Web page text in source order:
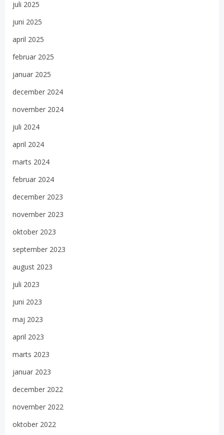
juli 2025
juni 2025
april 2025
februar 2025
januar 2025
december 2024
november 2024
juli 2024
april 2024
marts 2024
februar 2024
december 2023
november 2023
oktober 2023
september 2023
august 2023
juli 2023
juni 2023
maj 2023
april 2023
marts 2023
januar 2023
december 2022
november 2022
oktober 2022